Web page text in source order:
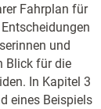
Fahrplan für
und
Blick für die
In Kapitel 3
eines Beispiels